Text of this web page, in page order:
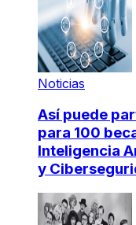
Noticias
Así puede
para 100
Inteligencia
y